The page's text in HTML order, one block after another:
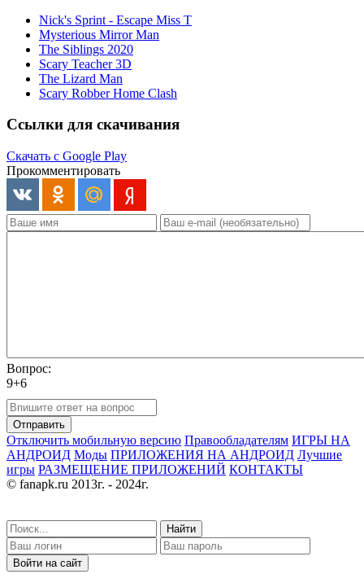
Nick's Sprint - Escape Miss T
Mysterious Mirror Man
The Siblings 2020
Scary Teacher 3D
The Lizard Man
Scary Robber Home Clash
Ссылки для скачивания
Скачать с Google Play
Прокомментировать
Вопрос:
9+6
Отправить
Отключить мобильную версию Правообладателям ИГРЫ НА
АНДРОИД Моды ПРИЛОЖЕНИЯ НА АНДРОИД Лучшие
игры РАЗМЕЩЕНИЕ ПРИЛОЖЕНИЙ КОНТАКТЫ
© fanapk.ru 2013г. - 2024г.
Найти
Войти на сайт